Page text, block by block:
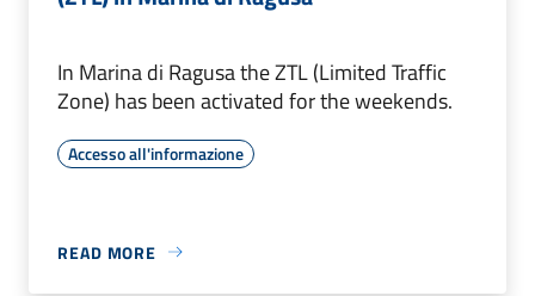
In Marina di Ragusa the ZTL (Limited Traffic
Zone) has been activated for the weekends.
Accesso all'informazione
READ MORE